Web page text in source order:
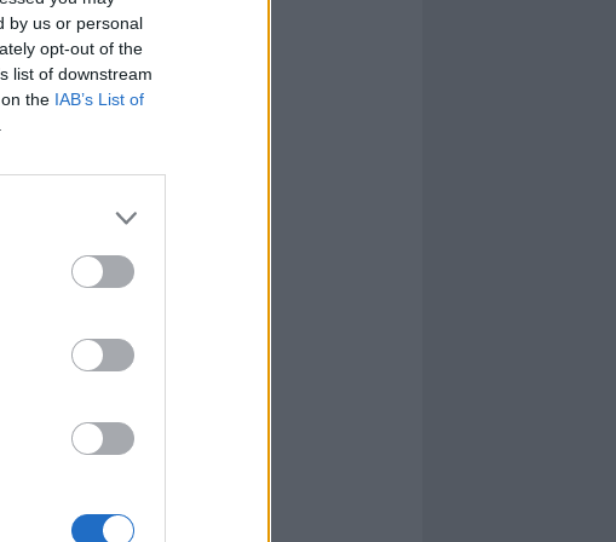
by us or personal
opt-out of the
list of downstream
the IAB’s List of